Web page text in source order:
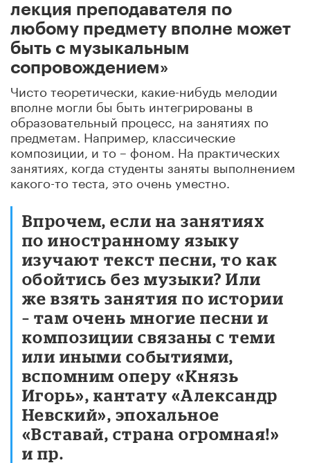
лекция преподавателя по
любому предмету вполне может
быть с музыкальным
сопровождением»
Чисто теоретически, какие-нибудь мелодии
вполне могли бы быть интегрированы в
образовательный процесс, на занятиях по
предметам. Например, классические
композиции, и то – фоном. На практических
занятиях, когда студенты заняты выполнением
какого-то теста, это очень уместно.
Впрочем, если на занятиях
по иностранному языку
изучают текст песни, то как
обойтись без музыки? Или
же взять занятия по истории
– там очень многие песни и
композиции связаны с теми
или иными событиями,
вспомним оперу «Князь
Игорь», кантату «Александр
Невский», эпохальное
«Вставай, страна огромная!»
и пр.